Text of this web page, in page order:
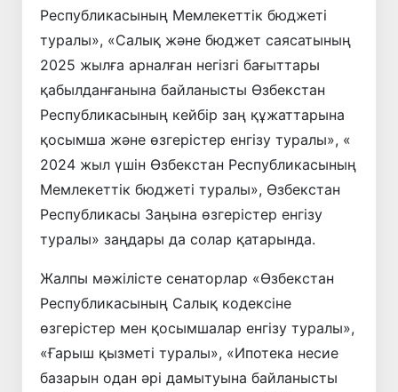
Республикасының Мемлекеттік бюджеті
туралы», «Салық және бюджет саясатының
2025 жылға арналған негізгі бағыттары
қабылданғанына байланысты Өзбекстан
Республикасының кейбір заң құжаттарына
қосымша және өзгерістер енгізу туралы», «
2024 жыл үшін Өзбекстан Республикасының
Мемлекеттік бюджеті туралы», Өзбекстан
Республикасы Заңына өзгерістер енгізу
туралы» заңдары да солар қатарында.
Жалпы мәжілісте сенаторлар «Өзбекстан
Республикасының Салық кодексіне
өзгерістер мен қосымшалар енгізу туралы»,
«Ғарыш қызметі туралы», «Ипотека несие
базарын одан әрі дамытуына байланысты